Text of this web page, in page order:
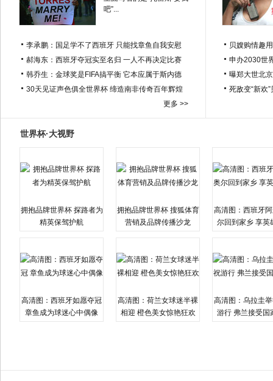
吧”...
李承鹏：国足学不了西班牙 只能找章鱼自我安慰
郝海东：西班牙夺冠实至名归 一人不再决定比赛
韩乔生：金球奖是FIFA搞平衡 它本应属于斯内德
30天见证声色俱全世界杯 缔造南非传奇百年辉煌
更多 >>
贝嫂购情趣
申办2030世
曝郑大世北
死敌变“新欢
世界杯·大视野
拥抱品牌世界杯 探路者为
精英保驾护航
拥抱品牌世界杯 搜狐体育
营销及品牌传播沙龙
高清图：西班牙
尔回到家乡 享英
高清图：西班牙如愿夺冠
章鱼成为球迷心中偶像
高清图：荷兰女球迷半裸
相迎 橙色美女惊艳狂欢
高清图：乌拉圭
游行 弗兰接受国